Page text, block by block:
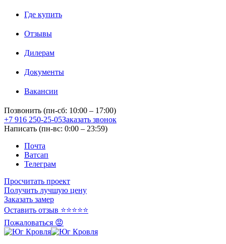
Где купить
Отзывы
Дилерам
Документы
Вакансии
Позвонить (пн-сб: 10:00 – 17:00)
+7 916 250-25-05Заказать звонок
Написать (пн-вс: 0:00 – 23:59)
Почта
Ватсап
Телеграм
Просчитать проект
Получить лучшую цену
Заказать замер
Оставить отзыв ⭐⭐⭐⭐⭐
Пожаловаться 😡